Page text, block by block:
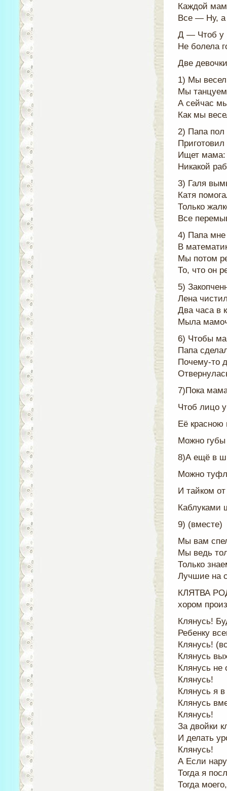
Каждой
Все — Ну, а
Д — Чтоб у
Не болела
Две
1) Мы
Мы
А сейчас
Как мы
2) Папа пол
Приготовил
Ищет мама:
Никакой
3) Галя
Катя
Только
Все
4) Папа
В
Мы потом
То, что он
5)
Лена
Два часа в
Мыла
6) Чтобы
Папа
Почему-то
7)Пока
Чтоб лицо
Её красною
Можно губы
8)А ещё в
Можно
И тайком
Каблуками
9) (вместе)
Мы вам
Мы ведь
Только
Лучшие на
КЛЯТВА
хором
Клянусь!
Ребенку
Клянусь!
Клянусь
Клянусь не
Клянусь!
Клянусь я в
Клянусь
Клянусь!
За двойки
И делать
Клянусь!
А Если
Тогда я
Тогда